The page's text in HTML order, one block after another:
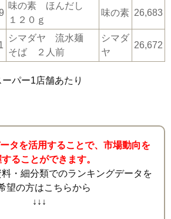
味の素 ほんだし
１２０ｇ
味の素 26,683
シマダヤ 流水麺
そば ２人前
シマダ
ヤ
26,672
パー1店舗あたり
タを活用することで、市場動向を
ることができます。
・細分類でのランキングデータを
望の方はこちらから
↓↓↓